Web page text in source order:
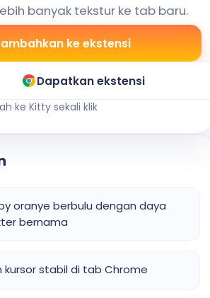
banyak tekstur ke tab baru.
ke ekstensi
Dapatkan ekstensi
ke Kitty sekali klik
oranye berbulu dengan daya
bernama
kursor stabil di tab Chrome